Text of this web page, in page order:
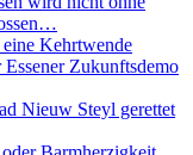
Kehrtwende
Zukunftsdemo
Nieuw Steyl gerettet